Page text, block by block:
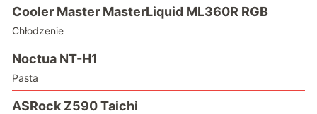
Chłodzenie
Cooler Master MasterLiquid ML360R RGB
Pasta
Noctua NT-H1
ASRock Z590 Taichi